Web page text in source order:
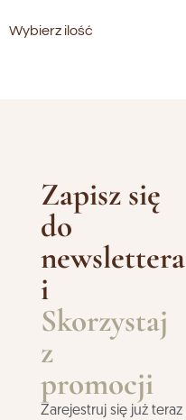
Wybierz ilość
Zapisz się
do
newslettera
i
Skorzystaj
z
promocji
Zarejestruj się już teraz